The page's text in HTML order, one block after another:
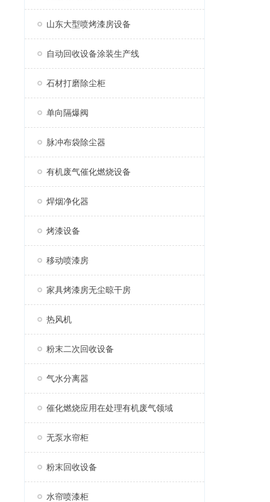
山东大型喷烤漆房设备
自动回收设备涂装生产线
石材打磨除尘柜
单向隔爆阀
脉冲布袋除尘器
有机废气催化燃烧设备
焊烟净化器
烤漆设备
移动喷漆房
家具烤漆房无尘晾干房
热风机
粉末二次回收设备
气水分离器
催化燃烧应用在处理有机废气领域
无泵水帘柜
粉末回收设备
水帘喷漆柜